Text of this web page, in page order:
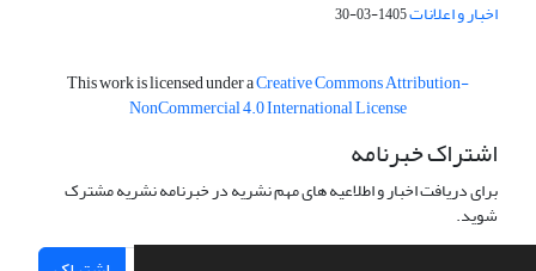
اخبار و اعلانات1405-03-30
This work is licensed under aCreative Commons Attribution-
NonCommercial 4.0 International License
اشتراک خبرنامه
برای دریافت اخبار و اطلاعیه های مهم نشریه در خبرنامه نشریه مشترک
شوید.